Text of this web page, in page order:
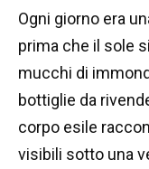
Ogni giorno era
prima che il sole
mucchi di
bottiglie da
corpo esile
visibili sotto una